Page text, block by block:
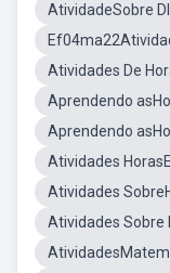
AtividadeSobre
Atividades De
Aprendendo
Aprendendo
Atividades
Atividades
Atividades Sobre